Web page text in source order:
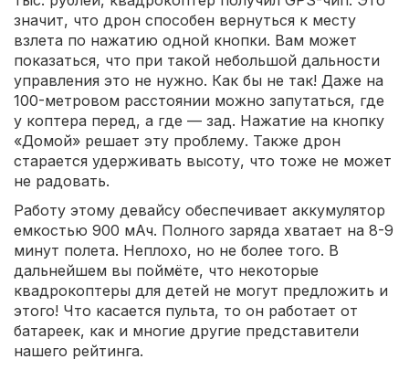
значит, что дрон способен вернуться к месту
взлета по нажатию одной кнопки. Вам может
показаться, что при такой небольшой дальности
управления это не нужно. Как бы не так! Даже на
100-метровом расстоянии можно запутаться, где
у коптера перед, а где — зад. Нажатие на кнопку
«Домой» решает эту проблему. Также дрон
старается удерживать высоту, что тоже не может
не радовать.
Работу этому девайсу обеспечивает аккумулятор
емкостью 900 мАч. Полного заряда хватает на 8-9
минут полета. Неплохо, но не более того. В
дальнейшем вы поймёте, что некоторые
квадрокоптеры для детей не могут предложить и
этого! Что касается пульта, то он работает от
батареек, как и многие другие представители
нашего рейтинга.